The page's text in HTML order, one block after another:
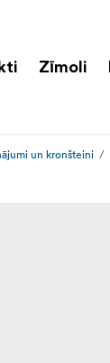
Zīmoli
un kronšteini